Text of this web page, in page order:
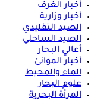
أخبار الغرف
أخبار وزارية
الصيد التقليدي
الصيد الساحلي
أعالي البحار
أخبار الموانئ
الماء والمحيط
علوم البحار
المرأة البحرية